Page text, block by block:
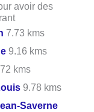
avoir des
7.73 kms
9.16 kms
kms
9.78 kms
Saverne